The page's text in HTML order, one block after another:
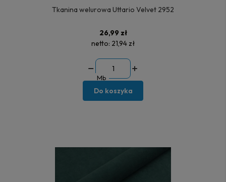
Tkanina welurowa Uttario Velvet 2952
26,99 zł
netto: 21,94 zł
Mb
Do koszyka